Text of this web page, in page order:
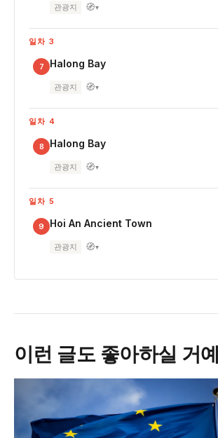
관광지 🧭▾
일차 3
7 Halong Bay
관광지 🧭▾
일차 4
8 Halong Bay
관광지 🧭▾
일차 5
9 Hoi An Ancient Town
관광지 🧭▾
이런 글도 좋아하실 거